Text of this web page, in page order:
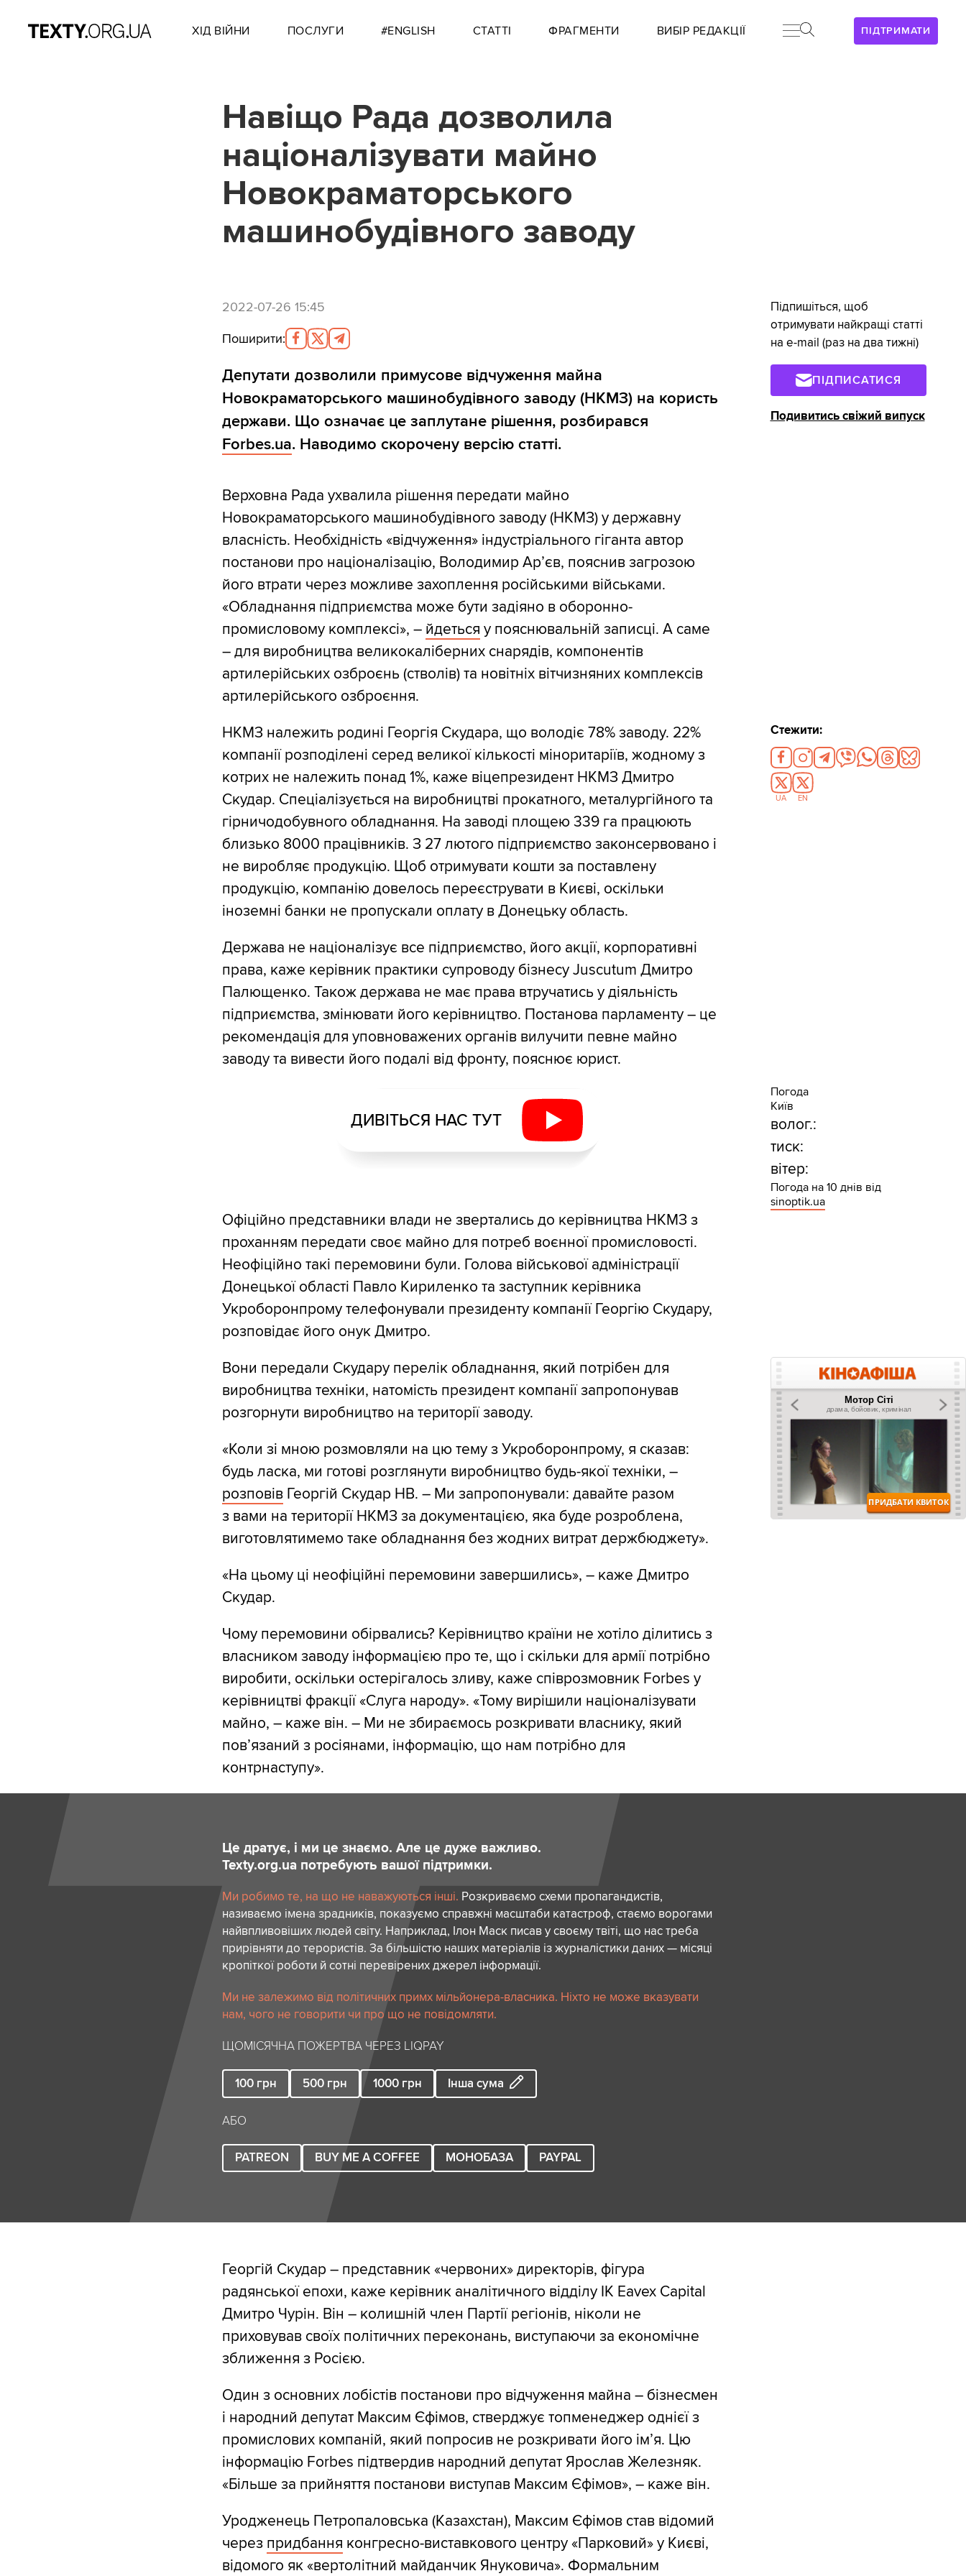
ПІДТРИМАТИ
ХІД ВІЙНИ ПОСЛУГИ #ENGLISH СТАТТІ ФРАГМЕНТИ ВИБІР РЕДАКЦІЇ
Навіщо Рада дозволила
націоналізувати майно
Новокраматорського
машинобудівного заводу
2022-07-26 15:45
Поширити:
Депутати дозволили примусове відчуження майна
Новокраматорського машинобудівного заводу (НКМЗ) на користь
держави. Що означає це заплутане рішення, розбирався
Forbes.ua. Наводимо скорочену версію статті.
Верховна Рада ухвалила рішення передати майно
Новокраматорського машинобудівного заводу (НКМЗ) у державну
власність. Необхідність «відчуження» індустріального гіганта автор
постанови про націоналізацію, Володимир Арʼєв, пояснив загрозою
його втрати через можливе захоплення російськими військами.
«Обладнання підприємства може бути задіяно в оборонно-
промисловому комплексі», – йдеться у пояснювальній записці. А саме
– для виробництва великокаліберних снарядів, компонентів
артилерійських озброєнь (стволів) та новітніх вітчизняних комплексів
артилерійського озброєння.
НКМЗ належить родині Георгія Скудара, що володіє 78% заводу. 22%
компанії розподілені серед великої кількості міноритаріїв, жодному з
котрих не належить понад 1%, каже віцепрезидент НКМЗ Дмитро
Скудар. Спеціалізується на виробництві прокатного, металургійного та
гірничодобувного обладнання. На заводі площею 339 га працюють
близько 8000 працівників. З 27 лютого підприємство законсервовано і
не виробляє продукцію. Щоб отримувати кошти за поставлену
продукцію, компанію довелось переєструвати в Києві, оскільки
іноземні банки не пропускали оплату в Донецьку область.
Держава не націоналізує все підприємство, його акції, корпоративні
права, каже керівник практики супроводу бізнесу Juscutum Дмитро
Палющенко. Також держава не має права втручатись у діяльність
підприємства, змінювати його керівництво. Постанова парламенту – це
рекомендація для уповноважених органів вилучити певне майно
заводу та вивести його подалі від фронту, пояснює юрист.
ДИВІТЬСЯ НАС ТУТ
Офіційно представники влади не звертались до керівництва НКМЗ з
проханням передати своє майно для потреб воєнної промисловості.
Неофіційно такі перемовини були. Голова військової адміністрації
Донецької області Павло Кириленко та заступник керівника
Укроборонпрому телефонували президенту компанії Георгію Скудару,
розповідає його онук Дмитро.
Вони передали Скудару перелік обладнання, який потрібен для
виробництва техніки, натомість президент компанії запропонував
розгорнути виробництво на території заводу.
«Коли зі мною розмовляли на цю тему з Укроборонпрому, я сказав:
будь ласка, ми готові розглянути виробництво будь-якої техніки, –
розповівГеоргій Скудар НВ. – Ми запропонували: давайте разом
з вами на території НКМЗ за документацією, яка буде розроблена,
виготовлятимемо таке обладнання без жодних витрат держбюджету».
«На цьому ці неофіційні перемовини завершились», – каже Дмитро
Скудар.
Чому перемовини обірвались? Керівництво країни не хотіло ділитись з
власником заводу інформацією про те, що і скільки для армії потрібно
виробити, оскільки остерігалось зливу, каже співрозмовник Forbes у
керівництві фракції «Слуга народу». «Тому вирішили націоналізувати
майно, – каже він. – Ми не збираємось розкривати власнику, який
повʼязаний з росіянами, інформацію, що нам потрібно для
контрнаступу».
Це дратує, і ми це знаємо. Але це дуже важливо.
Texty.org.ua потребують вашої підтримки.
Ми робимо те, на що не наважуються інші. Розкриваємо схеми пропагандистів,
називаємо імена зрадників, показуємо справжні масштаби катастроф, стаємо ворогами
найвпливовіших людей світу. Наприклад, Ілон Маск писав у своєму твіті, що нас треба
прирівняти до терористів. За більшістю наших матеріалів із журналістики даних — місяці
кропіткої роботи й сотні перевірених джерел інформації.
Ми не залежимо від політичних примх мільйонера-власника. Ніхто не може вказувати
нам, чого не говорити чи про що не повідомляти.
ЩОМІСЯЧНА ПОЖЕРТВА ЧЕРЕЗ LIQPAY
100 грн 500 грн 1000 грн Інша сума
АБО
PATREON BUY ME A COFFEE МОНОБАЗА PAYPAL
Георгій Скудар – представник «червоних» директорів, фігура
радянської епохи, каже керівник аналітичного відділу ІК Eavex Capital
Дмитро Чурін. Він – колишній член Партії регіонів, ніколи не
приховував своїх політичних переконань, виступаючи за економічне
зближення з Росією.
Один з основних лобістів постанови про відчуження майна – бізнесмен
і народний депутат Максим Єфімов, стверджує топменеджер однієї з
промислових компаній, який попросив не розкривати його ім’я. Цю
інформацію Forbes підтвердив народний депутат Ярослав Железняк.
«Більше за прийняття постанови виступав Максим Єфімов», – каже він.
Уродженець Петропаловська (Казахстан), Максим Єфімов став відомий
через придбання конгресно-виставкового центру «Парковий» у Києві,
відомого як «вертолітний майданчик Януковича». Формальним
Підпишіться, щоб
отримувати найкращі статті
на e-mail (раз на два тижні)
ПІДПИСАТИСЯ
Подивитись свіжий випуск
Стежити:
UA EN
Погода
Київ
волог.:
тиск:
вітер:
Погода на 10 днів від
sinoptik.ua